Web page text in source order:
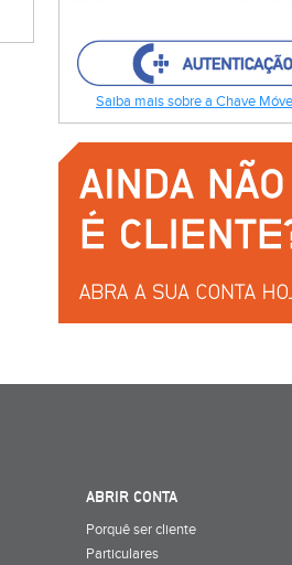
Saiba mais sobre a Chave
ABRIR CONTA
Porquê ser cliente
Particulares